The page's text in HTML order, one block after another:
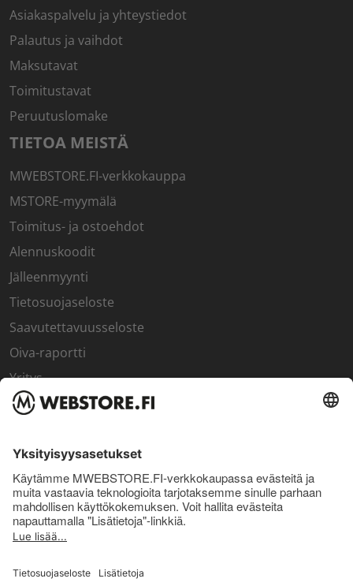
Asiakaspalvelu ja yhteystiedot
Palautus ja vaihdot
Maksutavat
Toimitustavat
Peruutuslomake
TIETOA MEISTÄ
MWEBSTORE.FI-verkkokauppa
MSTORE-myymälä
Toimitus- ja ostoehdot
Alennuskoodit
Jälleenmyynti
Tietosuojaseloste
Saavutettavuusseloste
Oiva-raportti
Yritys
SISÄPIIRI
Sisäpiirin bonusohjelma
Uutiskirje
Uutiset ja artikkelit